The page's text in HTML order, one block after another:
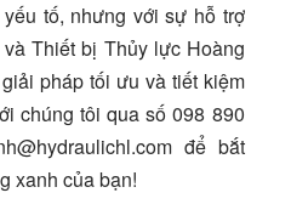
tố, nhưng với sự hỗ trợ
Thiết bị Thủy lực Hoàng
pháp tối ưu và tiết kiệm
chúng tôi qua số098 890
để bắt
xanh của bạn!